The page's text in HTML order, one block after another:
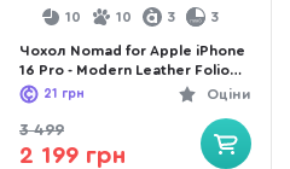
10 10 3 3
Чохол Nomad for Apple iPhone
16 Pro - Modern Leather Folio
Horween Olde Dublin
(NM01398585)
Оціни
21 грн
3 499
2 199 грн